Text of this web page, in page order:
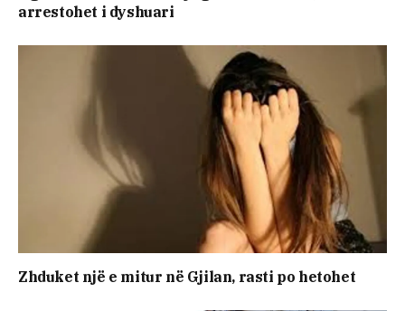
arrestohet i dyshuari
Zhduket një e mitur në Gjilan, rasti po hetohet